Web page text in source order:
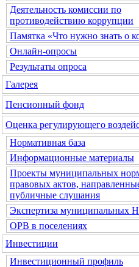
Деятельность комиссии по
противодействию коррупции
Памятка «Что нужно знать о
Онлайн-опросы
Результаты опроса
Галерея
Пенсионный фонд
Оценка регулирующего
Нормативная база
Информационные материалы
Проекты муниципальных
правовых актов,
публичные слушания
Экспертиза муниципальных
ОРВ в поселениях
Инвестиции
Инвестиционный профиль